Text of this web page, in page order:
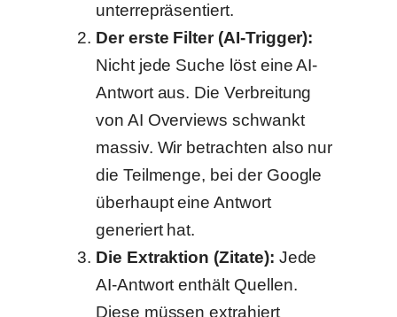
unterrepräsentiert.
Der erste Filter (AI-Trigger):
Nicht jede Suche löst eine AI-
Antwort aus. Die Verbreitung
von AI Overviews schwankt
massiv. Wir betrachten also nur
die Teilmenge, bei der Google
überhaupt eine Antwort
generiert hat.
Die Extraktion (Zitate): Jede
AI-Antwort enthält Quellen.
Diese müssen extrahiert